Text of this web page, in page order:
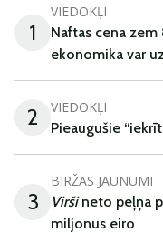
1
VIEDOKĻI
Naftas cena
ekonomika var
2 VIEDOKĻI
Pieaugušie
3
BIRŽAS JAUNUMI
Viršineto peļņa
miljonus eiro